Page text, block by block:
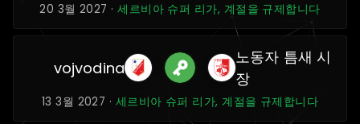
20 3월 2027 ·세르비아 슈퍼 리가, 계절을 규제합니다
vojvodina
노동자 틈새 시
장
13 3월 2027 · 세르비아 슈퍼 리가, 계절을 규제합니다